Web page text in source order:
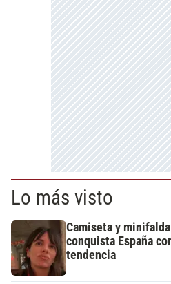
Lo más visto
Camiseta y
conquista España
tendencia